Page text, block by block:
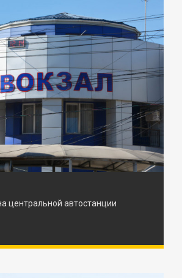
центральной автостанции